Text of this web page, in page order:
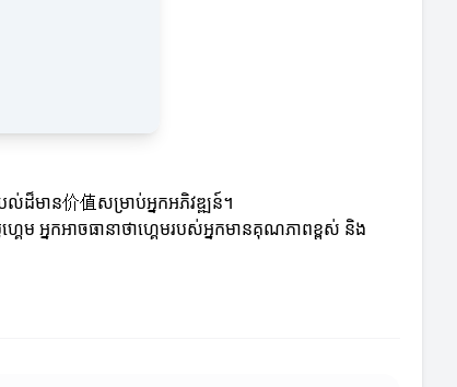
ល់ដ៏មាន价值សម្រាប់អ្នកអភិវឌ្ឍន៍។
េម អ្នកអាចធានាថាហ្គេមរបស់អ្នកមានគុណភាពខ្ពស់ និង